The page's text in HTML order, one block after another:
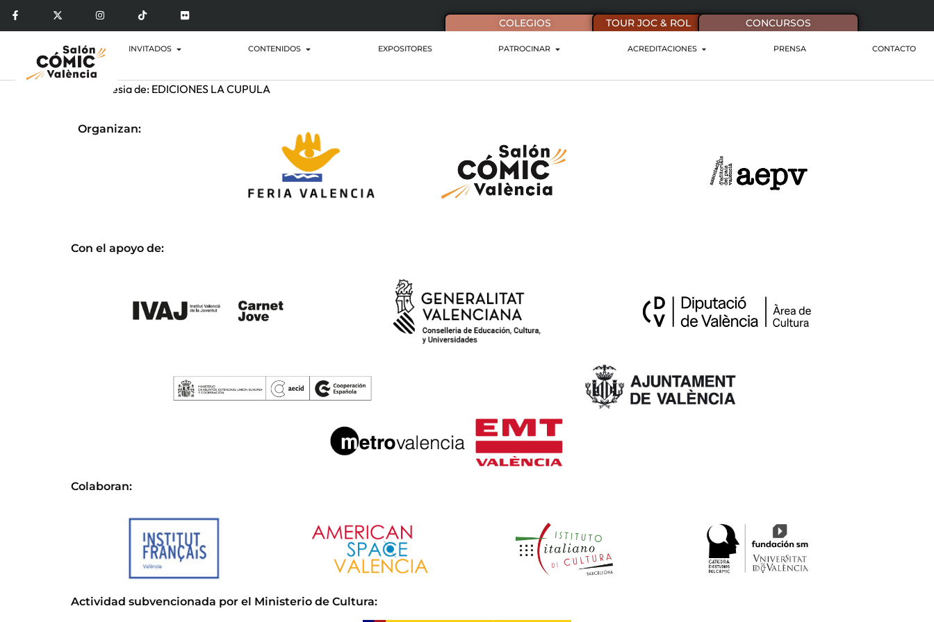
COLEGIOS TOUR JOC & ROL CONCURSOS
INVITADOS CONTENIDOS EXPOSITORES PATROCINAR ACREDITACIONES PRENSA CONTACTO
Por cortesia de: EDICIONES LA CUPULA
Organizan:
Con el apoyo de:
Colaboran:
Actividad subvencionada por el Ministerio de Cultura: